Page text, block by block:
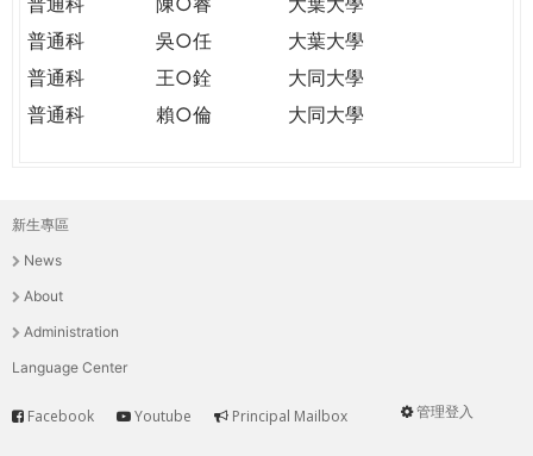
普通科
吳○任
大葉大學
普通科
王○銓
大同大學
普通科
賴○倫 大同大學
主
選
單
新生專區
News
About
Administration
Language Center
User
管理登入
Service
Facebook Youtube Principal Mailbox